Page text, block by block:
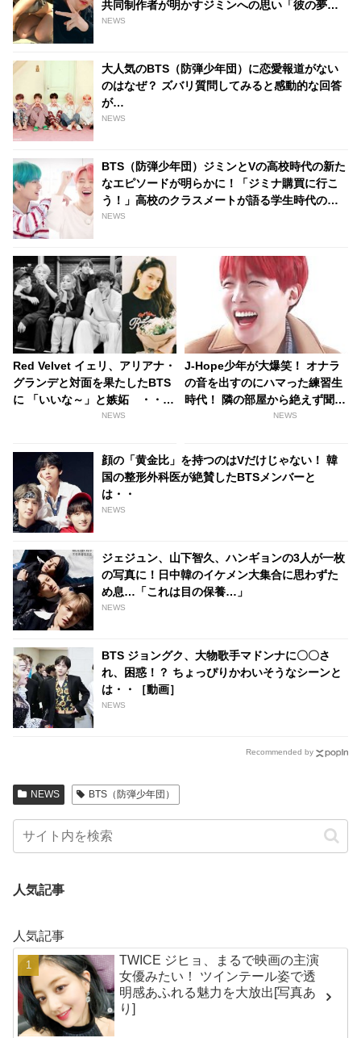
共同制作者が明かすジミンへの思い「彼の夢、
そして彼の絶望から生まれた歌」
NEWS
大人気のBTS（防弾少年団）に恋愛報道がない
のはなぜ？ ズバリ質問してみると感動的な回答
が…
NEWS
BTS（防弾少年団）ジミンとVの高校時代の新た
なエピソードが明らかに！「ジミナ購買に行こ
う！」高校のクラスメートが語る学生時代のク
オズとは
NEWS
Red Velvet イェリ、アリアナ・
グランデと対面を果たしたBTS
に 「いいな～」と嫉妬 ・・す
るとなんとアリアナ本人から反
NEWS
J-Hope少年が大爆笑！ オナラ
の音を出すのにハマった練習生
時代！ 隣の部屋から絶えず聞こ
える変な音にRMは思わず・・
NEWS
顔の「黄金比」を持つのはVだけじゃない！ 韓
国の整形外科医が絶賛したBTSメンバーと
は・・
NEWS
ジェジュン、山下智久、ハンギョンの3人が一枚
の写真に！日中韓のイケメン大集合に思わずた
め息…「これは目の保養…」
NEWS
BTS ジョングク、大物歌手マドンナに〇〇さ
れ、困惑！？ ちょっぴりかわいそうなシーンと
は・・［動画］
NEWS
Recommended by
NEWS BTS（防弾少年団）
人気記事
人気記事
TWICE ジヒョ、まるで映画の主演
女優みたい！ ツインテール姿で透
明感あふれる魅力を大放出[写真あ
り]